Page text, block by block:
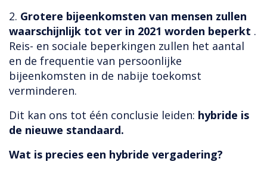
2. Grotere bijeenkomsten van mensen zullen
waarschijnlijk tot ver in 2021 worden beperkt .
Reis- en sociale beperkingen zullen het aantal
en de frequentie van persoonlijke
bijeenkomsten in de nabije toekomst
verminderen.
Dit kan ons tot één conclusie leiden: hybride is
de nieuwe standaard.
Wat is precies een hybride vergadering?